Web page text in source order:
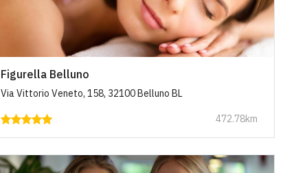
Figurella Belluno
Via Vittorio Veneto, 158, 32100 Belluno BL
472.78km